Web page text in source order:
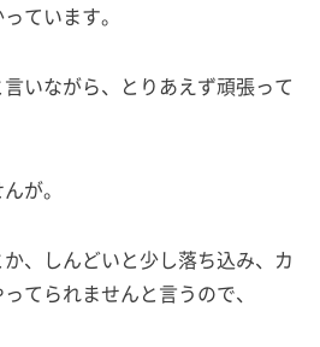
ています。
いながら、とりあえず頑張って
が。
、しんどいと少し落ち込み、カ
てられませんと言うので、